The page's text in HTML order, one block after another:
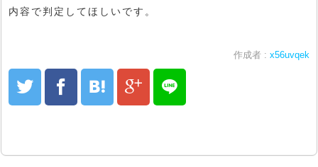
内容で判定してほしいです。
作成者 : x56uvqek